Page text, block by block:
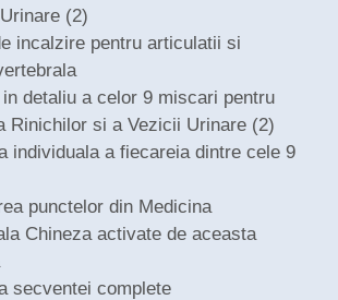
(2)
incalzire pentru articulatii si
in detaliu a celor 9 miscari pentru
Rinichilor si a Vezicii Urinare (2)
individuala a fiecareia dintre cele 9
punctelor din Medicina
Chineza activate de aceasta
secventei complete